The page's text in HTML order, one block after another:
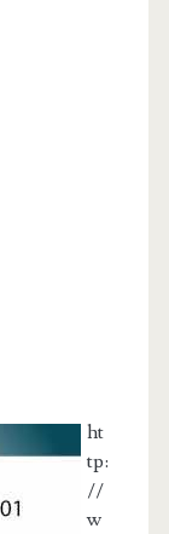
ht
tp:
//
w